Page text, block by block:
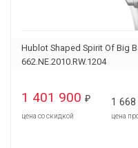
Hublot Shaped Spirit Of Big
662.NE.2010.RW.1204
1 401 900 ₽
цена со скидкой
1 668
цена